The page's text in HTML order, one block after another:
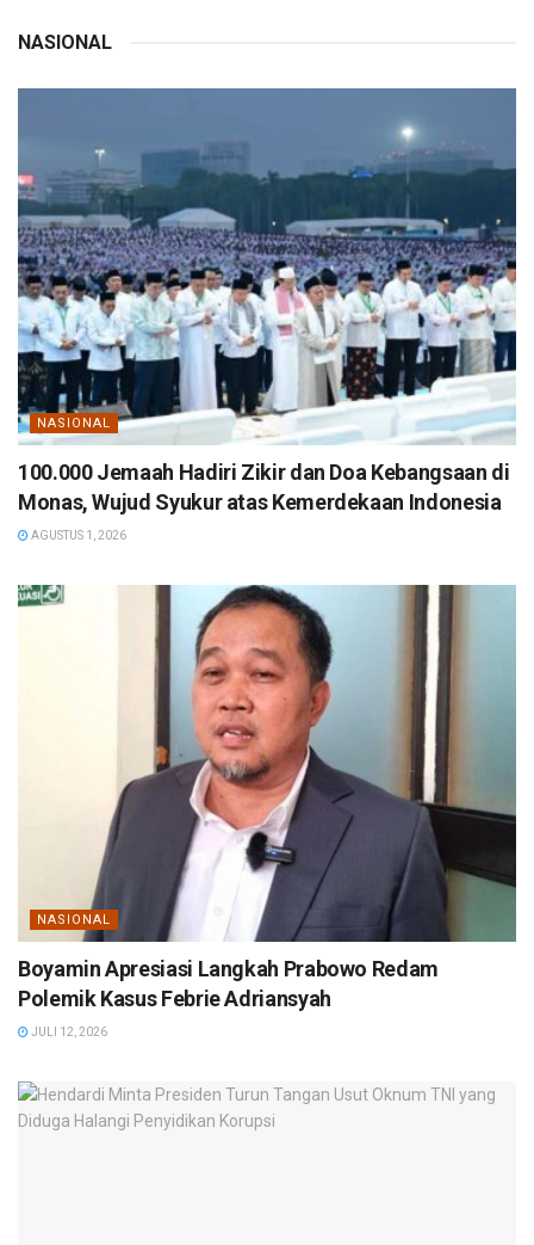
NASIONAL
NASIONAL
100.000 Jemaah Hadiri Zikir dan Doa Kebangsaan di
Monas, Wujud Syukur atas Kemerdekaan Indonesia
AGUSTUS 1, 2026
NASIONAL
Boyamin Apresiasi Langkah Prabowo Redam
Polemik Kasus Febrie Adriansyah
JULI 12, 2026